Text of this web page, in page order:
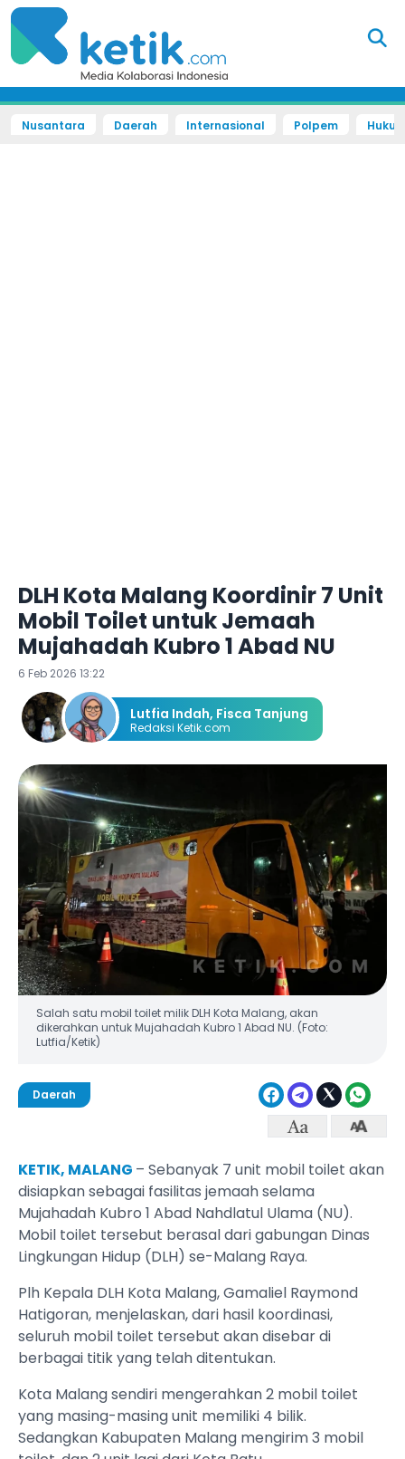
Nusantara Daerah Internasional Polpem
DLH Kota Malang Koordinir 7 Unit
Mobil Toilet untuk Jemaah
Mujahadah Kubro 1 Abad NU
6 Feb 2026 13:22
Lutfia Indah, Fisca Tanjung
Redaksi Ketik.com
Salah satu mobil toilet milik DLH Kota Malang, akan
dikerahkan untuk Mujahadah Kubro 1 Abad NU. (Foto:
Lutfia/Ketik)
Daerah
KETIK, MALANG – Sebanyak 7 unit mobil toilet akan
disiapkan sebagai fasilitas jemaah selama
Mujahadah Kubro 1 Abad Nahdlatul Ulama (NU).
Mobil toilet tersebut berasal dari gabungan Dinas
Lingkungan Hidup (DLH) se-Malang Raya.
Plh Kepala DLH Kota Malang, Gamaliel Raymond
Hatigoran, menjelaskan, dari hasil koordinasi,
seluruh mobil toilet tersebut akan disebar di
berbagai titik yang telah ditentukan.
Kota Malang sendiri mengerahkan 2 mobil toilet
yang masing-masing unit memiliki 4 bilik.
Sedangkan Kabupaten Malang mengirim 3 mobil